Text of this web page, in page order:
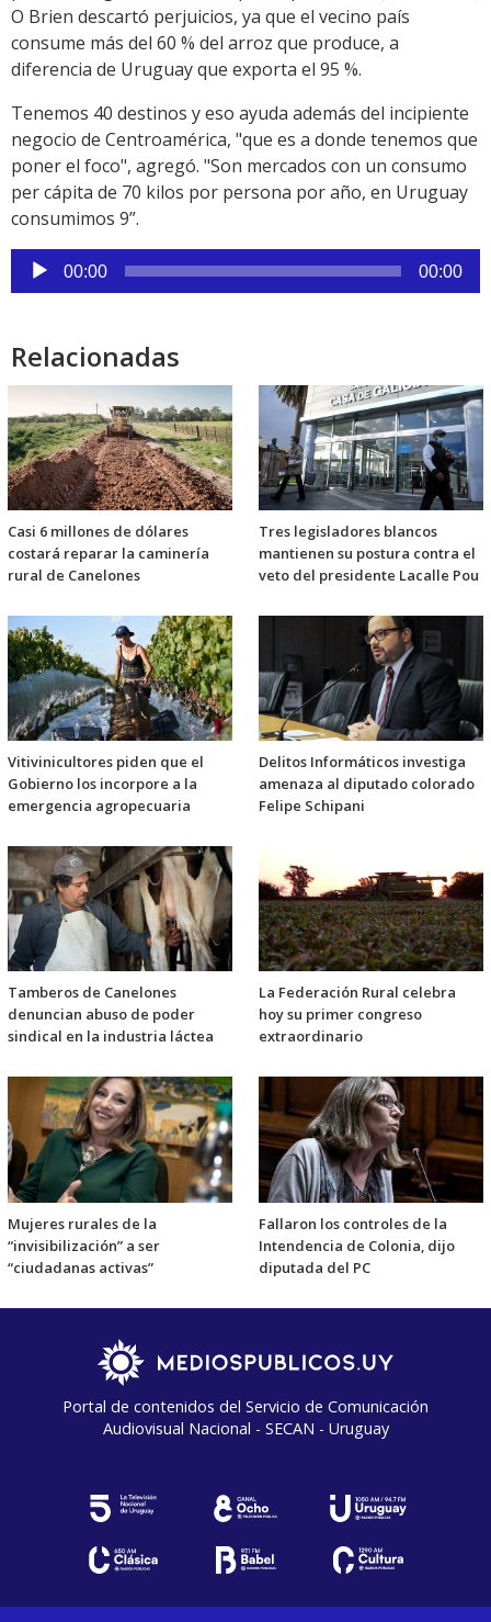
O Brien descartó perjuicios, ya que el vecino país
consume más del 60 % del arroz que produce, a
diferencia de Uruguay que exporta el 95 %.
Tenemos 40 destinos y eso ayuda además del incipiente
negocio de Centroamérica, "que es a donde tenemos que
poner el foco", agregó. "Son mercados con un consumo
per cápita de 70 kilos por persona por año, en Uruguay
consumimos 9”.
Reproductor
de
00:00 00:00
Relacionadas
Casi 6 millones de dólares
costará reparar la caminería
rural de Canelones
Tres legisladores blancos
mantienen su postura contra el
veto del presidente Lacalle Pou
Vitivinicultores piden que el
Gobierno los incorpore a la
emergencia agropecuaria
Delitos Informáticos investiga
amenaza al diputado colorado
Felipe Schipani
Tamberos de Canelones
denuncian abuso de poder
sindical en la industria láctea
La Federación Rural celebra
hoy su primer congreso
extraordinario
Mujeres rurales de la
“invisibilización” a ser
“ciudadanas activas”
Fallaron los controles de la
Intendencia de Colonia, dijo
diputada del PC
Portal de contenidos del Servicio de Comunicación
Audiovisual Nacional - SECAN - Uruguay